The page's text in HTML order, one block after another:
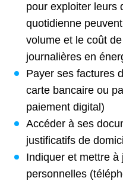
pour exploiter leurs
quotidienne
volume et le coût
journalières en
Payer ses factures
carte bancaire ou
paiement digital)
Accéder à ses
justificatifs de
Indiquer et mettre
personnelles